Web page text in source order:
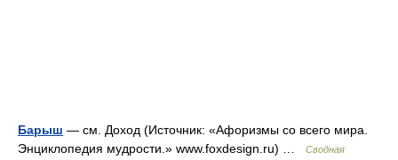
Барыш — см. Доход (Источник: «Афоризмы со всего мира.
Энциклопедия мудрости.» www.foxdesign.ru) …
Сводная